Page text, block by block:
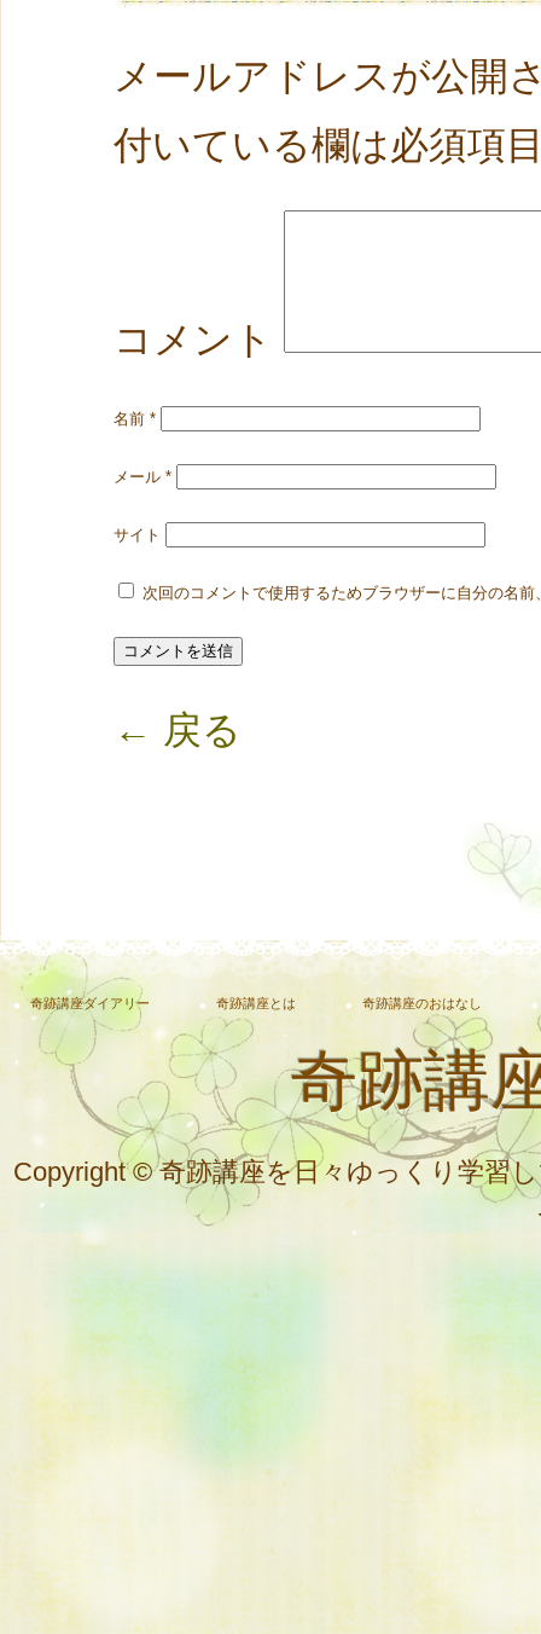
メールアドレスが公開
付いている欄は必須項
コメント
名前 *
メール *
サイト
次回のコメントで使用するためブラウザーに自分の名
← 戻る
奇跡講座ダイアリー 奇跡講座とは 奇跡講座のおはなし
奇跡講
Copyright © 奇跡講座を日々ゆっくり学習